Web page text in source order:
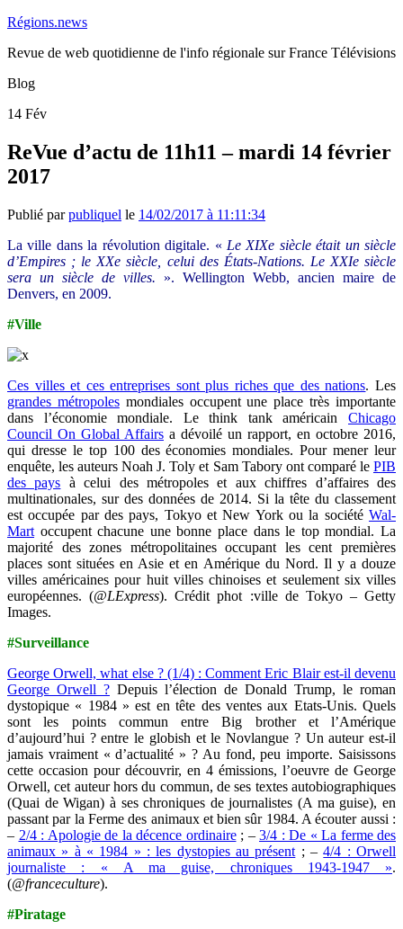
Régions.news
Revue de web quotidienne de l'info régionale sur France Télévisions
Blog
14 Fév
ReVue d’actu de 11h11 – mardi 14 février
2017
Publié parpubliquel le 14/02/2017 à 11:11:34
La ville dans la révolution digitale. « Le XIXe siècle était un siècle
d’Empires ; le XXe siècle, celui des États-Nations. Le XXIe siècle
sera un siècle de villes. ». Wellington Webb, ancien maire de
Denvers, en 2009.
#Ville
Ces villes et ces entreprises sont plus riches que des nations. Les
grandes métropolesmondiales occupent une place très importante
dans l’économie mondiale. Le think tank américain Chicago
Council On Global Affairs a dévoilé un rapport, en octobre 2016,
qui dresse le top 100 des économies mondiales. Pour mener leur
enquête, les auteurs Noah J. Toly et Sam Tabory ont comparé le PIB
des pays à celui des métropoles et aux chiffres d’affaires des
multinationales, sur des données de 2014. Si la tête du classement
est occupée par des pays, Tokyo et New York ou la société Wal-
Mart occupent chacune une bonne place dans le top mondial. La
majorité des zones métropolitaines occupant les cent premières
places sont situées en Asie et en Amérique du Nord. Il y a douze
villes américaines pour huit villes chinoises et seulement six villes
européennes. (@LExpress). Crédit phot :ville de Tokyo – Getty
Images.
#Surveillance
George Orwell, what else ? (1/4) : Comment Eric Blair est-il devenu
George Orwell ? Depuis l’élection de Donald Trump, le roman
dystopique « 1984 » est en tête des ventes aux Etats-Unis. Quels
sont les points commun entre Big brother et l’Amérique
d’aujourd’hui ? entre le globish et le Novlangue ? Un auteur est-il
jamais vraiment « d’actualité » ? Au fond, peu importe. Saisissons
cette occasion pour découvrir, en 4 émissions, l’oeuvre de George
Orwell, cet auteur hors du commun, de ses textes autobiographiques
(Quai de Wigan) à ses chroniques de journalistes (A ma guise), en
passant par la Ferme des animaux et bien sûr 1984. A écouter aussi :
– 2/4 : Apologie de la décence ordinaire; – 3/4 : De « La ferme des
animaux » à « 1984 » : les dystopies au présent ; –4/4 : Orwell
journaliste : « A ma guise, chroniques 1943-1947 ».
(@franceculture).
#Piratage